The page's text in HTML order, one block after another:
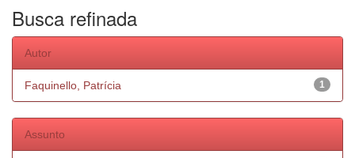
Busca refinada
Autor
1
Faquinello, Patrícia
Assunto